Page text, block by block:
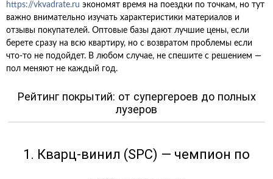
https://vkvadrate.ru экономят время на поездки по точкам, но тут
важно внимательно изучать характеристики материалов и
отзывы покупателей. Оптовые базы дают лучшие цены, если
берете сразу на всю квартиру, но с возвратом проблемы если
что-то не подойдет. В любом случае, не спешите с решением —
пол меняют не каждый год.
Рейтинг покрытий: от супергероев до полных
лузеров
1. Кварц-винил (SPC) — чемпион по